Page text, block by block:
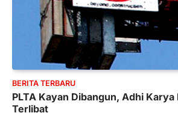
BERITA TERBARU
PLTA Kayan Dibangun, Adhi Karya
Terlibat
Perumahan Rakyat
BERITA TERBARU
Direktur PT GEB
Limanjaya bin
Limanjaya: Profil